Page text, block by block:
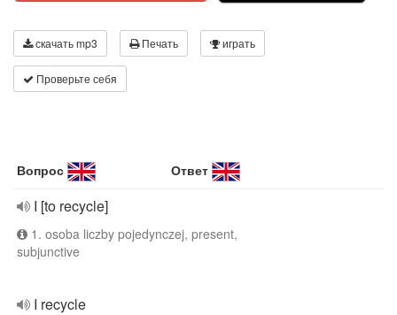
скачать mp3 Печать играть
Проверьте себя
Вопрос Ответ
I [to recycle]
1. osoba liczby pojedynczej, present,
subjunctive
I recycle